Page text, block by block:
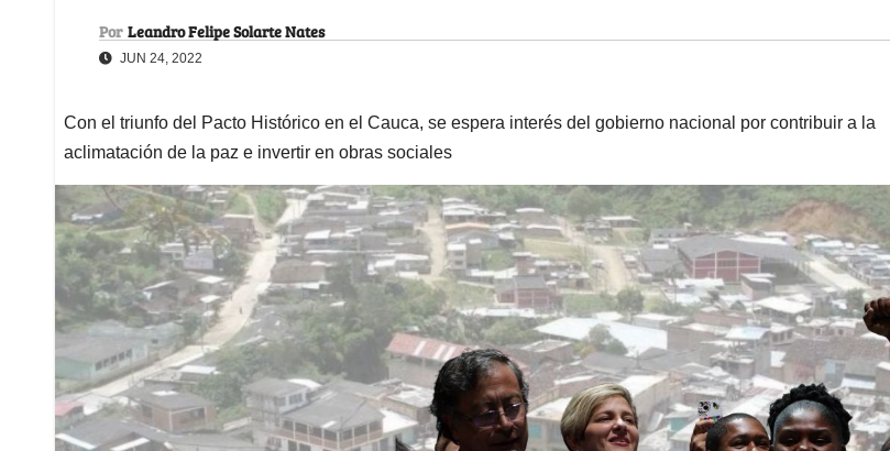
Por Leandro Felipe Solarte Nates
JUN 24, 2022
Con el triunfo del Pacto Histórico en el Cauca, se espera interés del gobierno nacional por contribuir a la
aclimatación de la paz e invertir en obras sociales